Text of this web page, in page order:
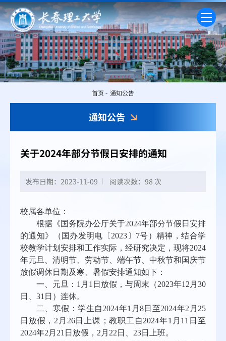
通知公告
首页 - 通知公告
关于2024年部分节假日安排的通知
发布日期：2023-11-09 阅读次数： 98 次
校属各单位：
根据《国务院办公厅关于2024年部分节假日安排
的通知》（国办发明电〔2023〕7号）精神，结合学
校教学计划安排和工作实际，经研究决定，现将2024
年元旦、清明节、劳动节、端午节、中秋节和国庆节
放假调休日期及寒、暑假安排通知如下：
一、元旦：1月1日放假，与周末（2023年12月30
日、31日）连休。
二、寒假：学生自2024年1月8日至2024年2月25
日放假，2月26日上课；教职工自2024年1月11日至
2024年2月21日放假，2月22日、23日上班。